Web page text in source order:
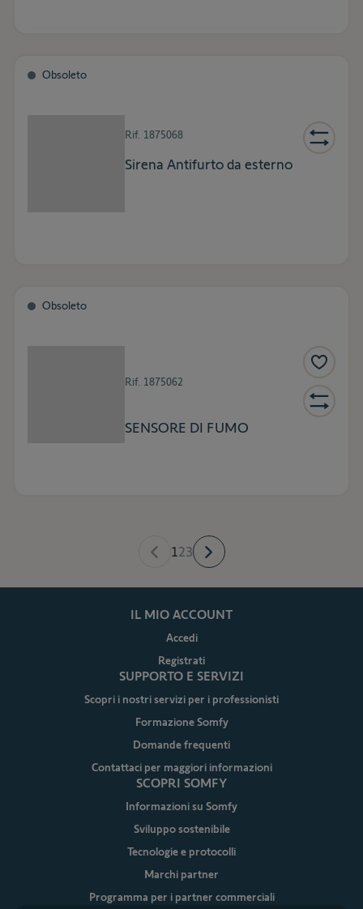
Obsoleto
Rif. 1875068
Sirena Antifurto da esterno
Obsoleto
Rif. 1875062
SENSORE DI FUMO
123
IL MIO ACCOUNT
Accedi
Registrati
SUPPORTO E SERVIZI
Scopri i nostri servizi per i professionisti
Formazione Somfy
Domande frequenti
Contattaci per maggiori informazioni
SCOPRI SOMFY
Informazioni su Somfy
Sviluppo sostenibile
Tecnologie e protocolli
Marchi partner
Programma per i partner commerciali